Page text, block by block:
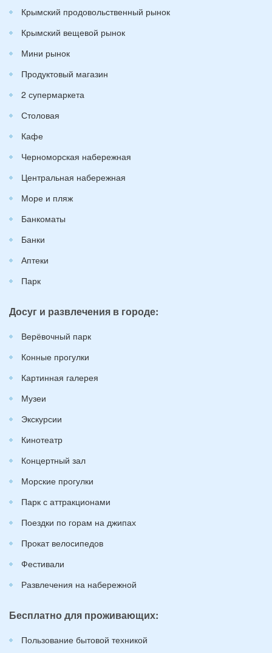
Крымский продовольственный рынок
Крымский вещевой рынок
Мини рынок
Продуктовый магазин
2 супермаркета
Столовая
Кафе
Черноморская набережная
Центральная набережная
Море и пляж
Банкоматы
Банки
Аптеки
Парк
Досуг и развлечения в городе:
Верёвочный парк
Конные прогулки
Картинная галерея
Музеи
Экскурсии
Кинотеатр
Концертный зал
Морские прогулки
Парк с аттракционами
Поездки по горам на джипах
Прокат велосипедов
Фестивали
Развлечения на набережной
Бесплатно для проживающих:
Пользование бытовой техникой